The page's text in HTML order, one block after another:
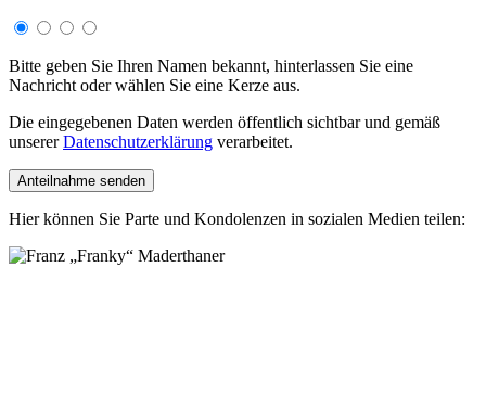
Bitte geben Sie Ihren Namen bekannt, hinterlassen Sie eine
Nachricht oder wählen Sie eine Kerze aus.
Die eingegebenen Daten werden öffentlich sichtbar und gemäß
unsererDatenschutzerklärung verarbeitet.
Hier können Sie Parte und Kondolenzen in sozialen Medien teilen: